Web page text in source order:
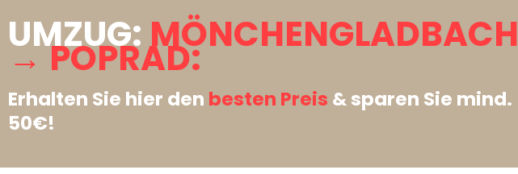
UMZUG:MÖNCHENGLADBACH
→ POPRAD:
Erhalten Sie hier den besten Preis & sparen Sie mind.
50€!